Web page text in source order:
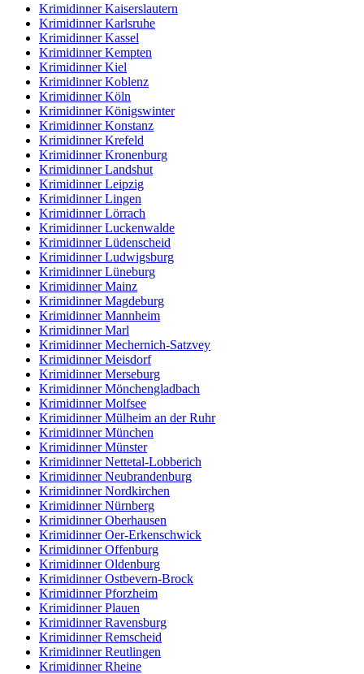
Krimidinner Kaiserslautern
Krimidinner Karlsruhe
Krimidinner Kassel
Krimidinner Kempten
Krimidinner Kiel
Krimidinner Koblenz
Krimidinner Köln
Krimidinner Königswinter
Krimidinner Konstanz
Krimidinner Krefeld
Krimidinner Kronenburg
Krimidinner Landshut
Krimidinner Leipzig
Krimidinner Lingen
Krimidinner Lörrach
Krimidinner Luckenwalde
Krimidinner Lüdenscheid
Krimidinner Ludwigsburg
Krimidinner Lüneburg
Krimidinner Mainz
Krimidinner Magdeburg
Krimidinner Mannheim
Krimidinner Marl
Krimidinner Mechernich-Satzvey
Krimidinner Meisdorf
Krimidinner Merseburg
Krimidinner Mönchengladbach
Krimidinner Molfsee
Krimidinner Mülheim an der Ruhr
Krimidinner München
Krimidinner Münster
Krimidinner Nettetal-Lobberich
Krimidinner Neubrandenburg
Krimidinner Nordkirchen
Krimidinner Nürnberg
Krimidinner Oberhausen
Krimidinner Oer-Erkenschwick
Krimidinner Offenburg
Krimidinner Oldenburg
Krimidinner Ostbevern-Brock
Krimidinner Pforzheim
Krimidinner Plauen
Krimidinner Ravensburg
Krimidinner Remscheid
Krimidinner Reutlingen
Krimidinner Rheine